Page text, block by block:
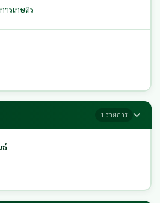
ารเกษตร
1 รายการ